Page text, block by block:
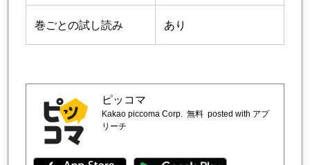
巻ごとの試し読み あり
ピッコマ
Kakao piccoma Corp. 無料 posted with アプ
リーチ